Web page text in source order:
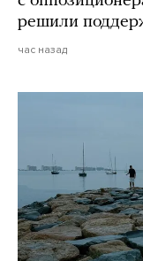
решили
час назад